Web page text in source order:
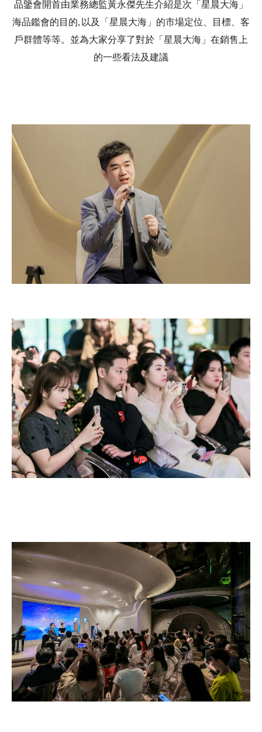
品鑒會開首由業務總監黃永傑先生介紹是次「星晨大海」
海品鑑會的目的, 以及「星晨大海」的市場定位、目標、客
戶群體等等。並為大家分享了對於「星晨大海」在銷售上
的一些看法及建議